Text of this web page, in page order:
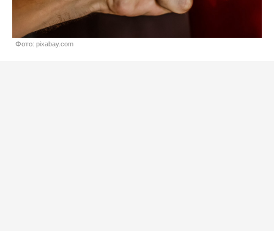
Фото: pixabay.com